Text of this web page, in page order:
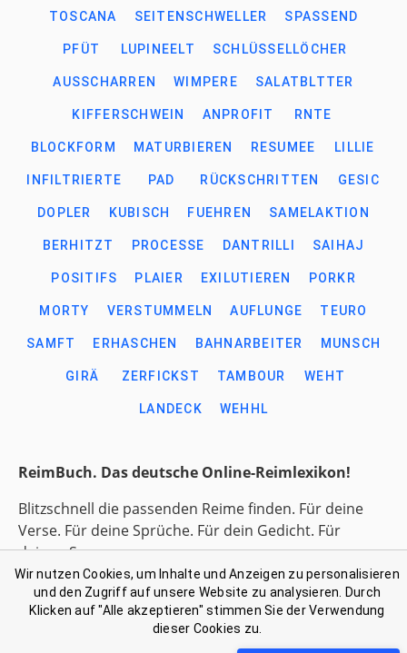
TOSCANA SEITENSCHWELLER SPASSEND
PFÜT LUPINEELT SCHLÜSSELLÖCHER
AUSSCHARREN WIMPERE SALATBLTTER
KIFFERSCHWEIN ANPROFIT RNTE
BLOCKFORM MATURBIEREN RESUMEE LILLIE
INFILTRIERTE PAD RÜCKSCHRITTEN GESIC
DOPLER KUBISCH FUEHREN SAMELAKTION
BERHITZT PROCESSE DANTRILLI SAIHAJ
POSITIFS PLAIER EXILUTIEREN PORKR
MORTY VERSTUMMELN AUFLUNGE TEURO
SAMFT ERHASCHEN BAHNARBEITER MUNSCH
GIRÄ ZERFICKST TAMBOUR WEHT
LANDECK WEHHL
ReimBuch. Das deutsche Online-Reimlexikon!
Blitzschnell die passenden Reime finden. Für deine
Verse. Für deine Sprüche. Für dein Gedicht. Für
deinen Song.
Link-Liste gesammelter Begriffe
Kontakt: support@reimbuch .net
Wir nutzen Cookies, um Inhalte und Anzeigen zu personalisieren
und den Zugriff auf unsere Website zu analysieren. Durch
Klicken auf "Alle akzeptieren" stimmen Sie der Verwendung
dieser Cookies zu.